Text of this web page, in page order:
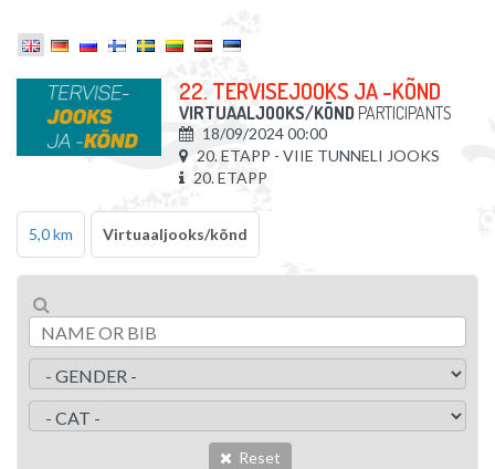
22. TERVISEJOOKS JA -KÕND
VIRTUAALJOOKS/KÕND PARTICIPANTS
18/09/2024 00:00
20. ETAPP - VIIE TUNNELI JOOKS
20. ETAPP
5,0 km Virtuaaljooks/kõnd
Reset